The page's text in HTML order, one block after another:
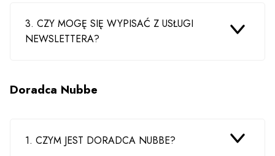
3. CZY MOGĘ SIĘ WYPISAĆ Z USŁUGI
NEWSLETTERA?
Doradca Nubbe
1. CZYM JEST DORADCA NUBBE?